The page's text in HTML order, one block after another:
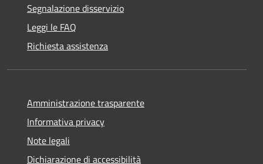
Segnalazione disservizio
Leggi le FAQ
Richiesta assistenza
Amministrazione trasparente
Informativa privacy
Note legali
Dichiarazione di accessibilità